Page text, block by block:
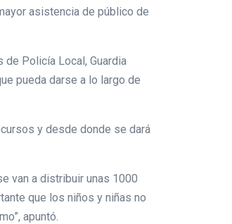
asistencia de público de
Policía Local, Guardia
pueda darse a lo largo de
y desde donde se dará
van a distribuir unas 1000
que los niños y niñas no
apuntó.